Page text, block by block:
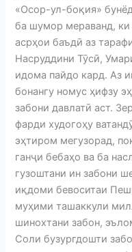
«Осор-ул-боқия»
ба шумор мераванд, ки
асрҳои баъдӣ аз
Насруддини Тӯсӣ,
идома пайдо кард. Аз
бонангу номус ҳифзу
забони давлатӣ аст.
фарди худогоҳу
эҳтиром мегузорад,
ганҷи бебаҳо ва ба
гузоштани ин забони
иқдоми бевоситаи
муҳими ташаккули
шинохтани забон,
Соли бузургдошти